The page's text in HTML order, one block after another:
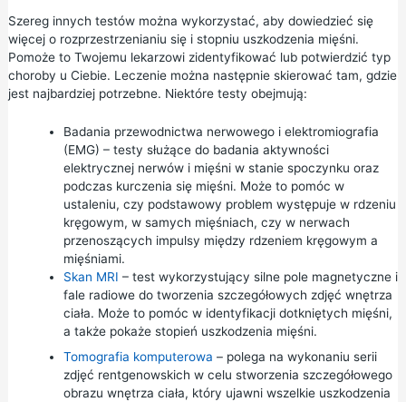
Szereg innych testów można wykorzystać, aby dowiedzieć się
więcej o rozprzestrzenianiu się i stopniu uszkodzenia mięśni.
Pomoże to Twojemu lekarzowi zidentyfikować lub potwierdzić typ
choroby u Ciebie. Leczenie można następnie skierować tam, gdzie
jest najbardziej potrzebne. Niektóre testy obejmują:
Badania przewodnictwa nerwowego i elektromiografia
(EMG) – testy służące do badania aktywności
elektrycznej nerwów i mięśni w stanie spoczynku oraz
podczas kurczenia się mięśni. Może to pomóc w
ustaleniu, czy podstawowy problem występuje w rdzeniu
kręgowym, w samych mięśniach, czy w nerwach
przenoszących impulsy między rdzeniem kręgowym a
mięśniami.
Skan MRI – test wykorzystujący silne pole magnetyczne i
fale radiowe do tworzenia szczegółowych zdjęć wnętrza
ciała. Może to pomóc w identyfikacji dotkniętych mięśni,
a także pokaże stopień uszkodzenia mięśni.
Tomografia komputerowa – polega na wykonaniu serii
zdjęć rentgenowskich w celu stworzenia szczegółowego
obrazu wnętrza ciała, który ujawni wszelkie uszkodzenia